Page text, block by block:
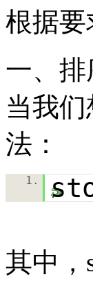
根据
一、排
当我
法：
1.
其中，